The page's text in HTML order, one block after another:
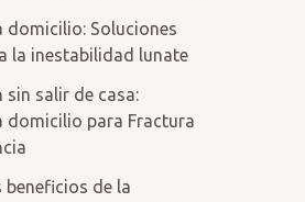
domicilio: Soluciones
la inestabilidad lunate
sin salir de casa:
domicilio para Fractura
beneficios de la